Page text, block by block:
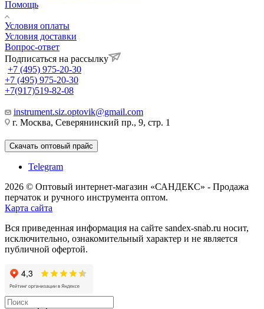
Помощь
Условия оплаты
Условия доставки
Вопрос-ответ
Подписаться на рассылку
+7 (495) 975-20-30
+7 (495) 975-20-30
+7(917)519-82-08
instrument.siz.optovik@gmail.com
г. Москва, Северянинский пр., 9, стр. 1
Скачать оптовый прайс
Telegram
2026 © Оптовый интернет-магазин «САНДЕКС» - Продажа
перчаток и ручного инструмента оптом.
Карта сайта
Вся приведенная информация на сайте sandex-snab.ru носит,
исключительно, ознакомительный характер и не является
публичной офертой.